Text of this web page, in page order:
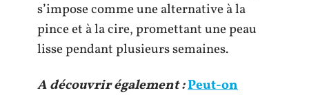
s’impose comme une alternative à la
pince et à la cire, promettant une peau
lisse pendant plusieurs semaines.
A découvrir également :Peut-on